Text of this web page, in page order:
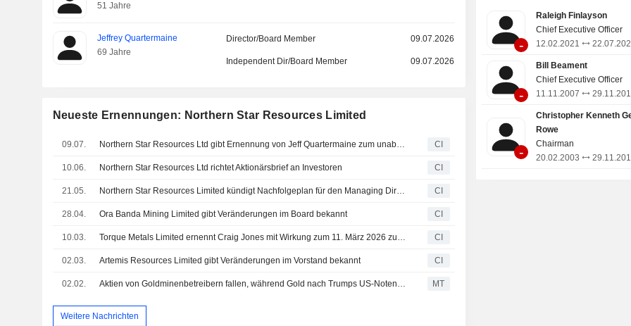
51 Jahre
Jeffrey Quartermaine
69 Jahre
Director/Board Member 09.07.2026
Independent Dir/Board Member 09.07.2026
Neueste Ernennungen: Northern Star Resources Limited
09.07. Northern Star Resources Ltd gibt Ernennung von Jeff Quartermaine zum unabhängigen, nicht geschäftsführenden Director bekannt, wirksam ab 9. Juli 2026 CI
10.06. Northern Star Resources Ltd richtet Aktionärsbrief an Investoren CI
21.05. Northern Star Resources Limited kündigt Nachfolgeplan für den Managing Director an CI
28.04. Ora Banda Mining Limited gibt Veränderungen im Board bekannt CI
10.03. Torque Metals Limited ernennt Craig Jones mit Wirkung zum 11. März 2026 zum Chief Executive Officer CI
02.03. Artemis Resources Limited gibt Veränderungen im Vorstand bekannt CI
02.02. Aktien von Goldminenbetreibern fallen, während Gold nach Trumps US-Notenbank-Nominierung einbricht MT
Weitere Nachrichten
den Mt. Charlotte-Untertagebau
Aufbereitungsanlagen in Fimiston
Thunderbox-Betriebe (TBO)
vielversprechenden Yandal-
Agnew-Wiluna-Gürtel in den
Goldfeldern von Westaustralien.
-
Raleigh Finlayson
Chief Executive Officer
12.02.2021
-
Bill Beament
Chief Executive Officer
11.11.2007
-
Christopher Kenneth
Rowe
Chairman
20.02.2003